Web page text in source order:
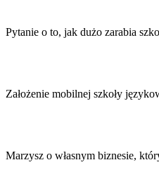
Pytanie o to, jak dużo zarabia
Założenie mobilnej szkoły
Marzysz o własnym biznesie,